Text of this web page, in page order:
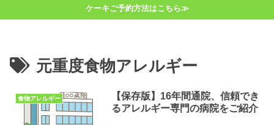
ケーキご予約方法はこちら≫
元重度食物アレルギー
食物アレルギー
【保存版】16年間通院、信頼でき
るアレルギー専門の病院をご紹介